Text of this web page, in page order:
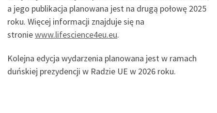
a jego publikacja planowana jest na drugą połowę 2025
roku. Więcej informacji znajduje się na
stroniewww.lifescience4eu.eu.
Kolejna edycja wydarzenia planowana jest w ramach
duńskiej prezydencji w Radzie UE w 2026 roku.